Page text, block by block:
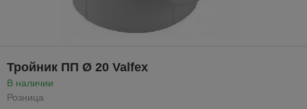
Тройник ПП Ø 20 Valfex
В наличии
Розница